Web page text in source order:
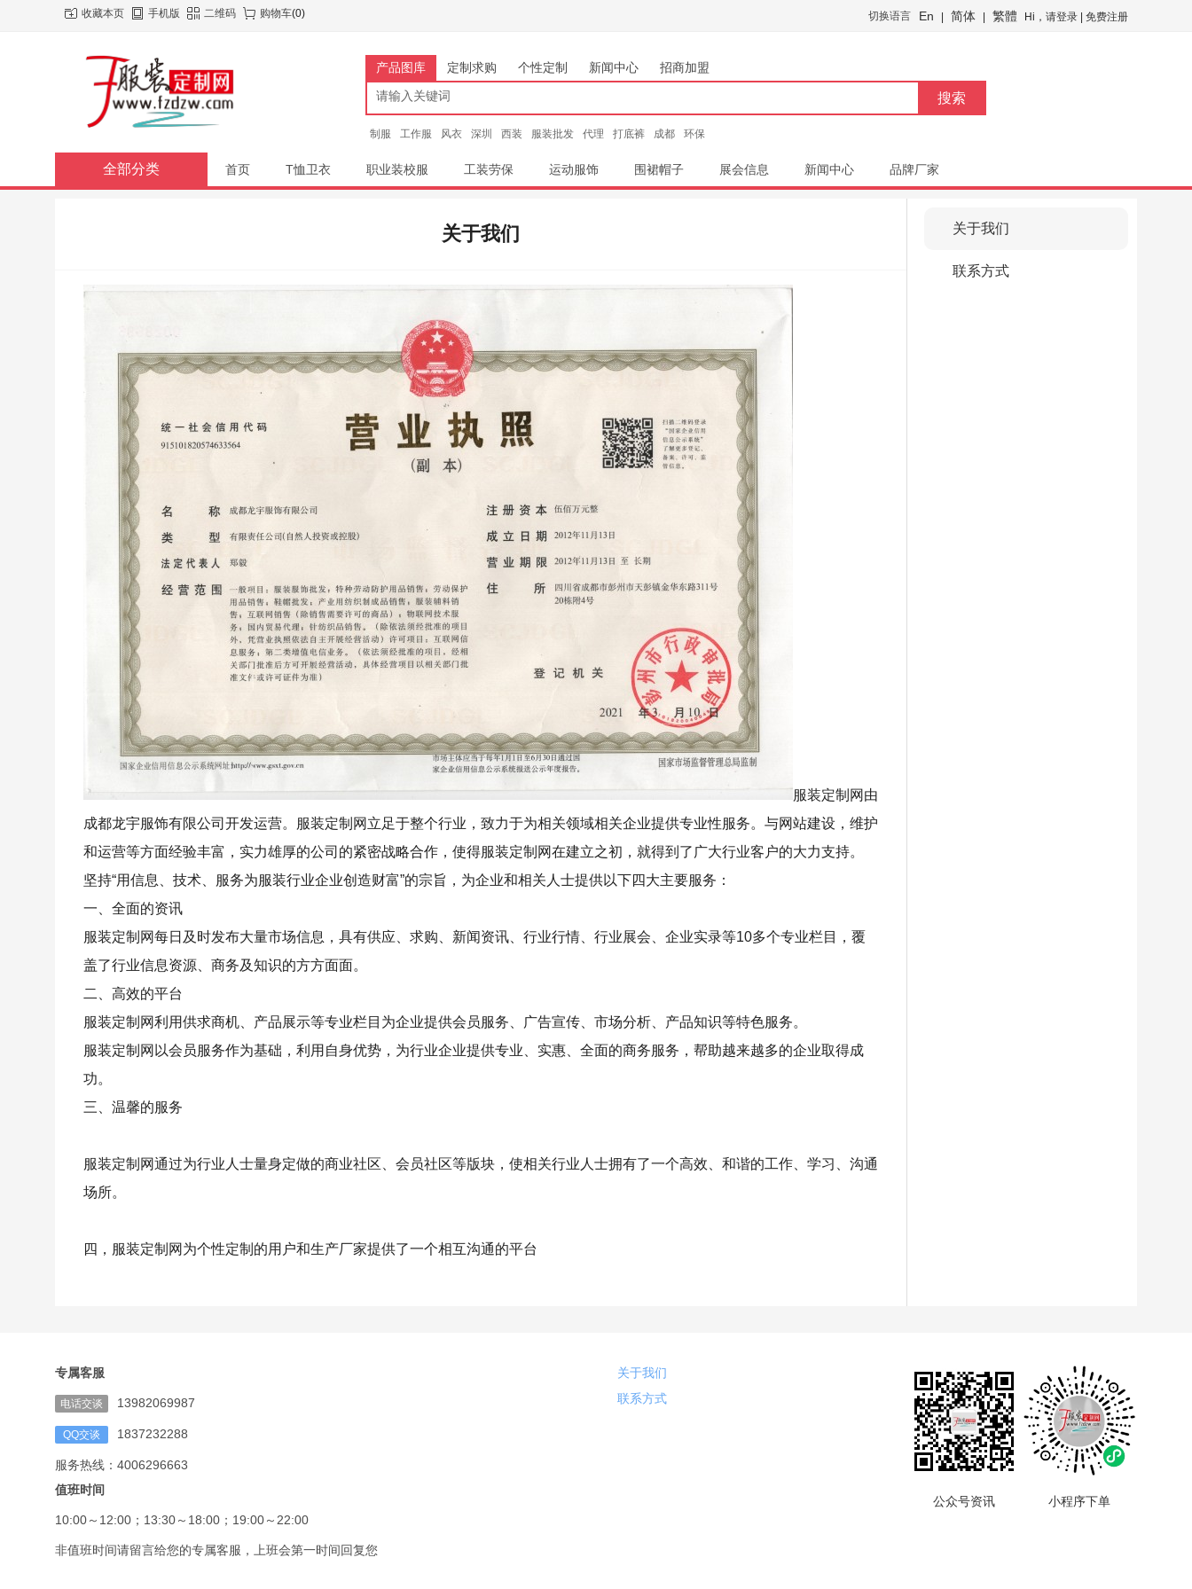
收藏本页 手机版 二维码 购物车(0) En 简体 繁體
切换语言 Hi， 请登录 免费注册
产品图库 定制求购 个性定制 新闻中心 招商加盟
搜索
制服 工作服 风衣 深圳 西装 服装批发 代理 打底裤 成都 环保
全部分类 首页 T恤卫衣 职业装校服 工装劳保 运动服饰 围裙帽子 展会信息 新闻中心 品牌厂家
关于我们
服装定制网由
成都龙宇服饰有限公司开发运营。服装定制网立足于整个行业，致力于为相关领域相关企业提供专业性服务。与网站建设，维护
和运营等方面经验丰富，实力雄厚的公司的紧密战略合作，使得服装定制网在建立之初，就得到了广大行业客户的大力支持。
坚持“用信息、技术、服务为服装行业企业创造财富”的宗旨，为企业和相关人士提供以下四大主要服务：
一、全面的资讯
服装定制网每日及时发布大量市场信息，具有供应、求购、新闻资讯、行业行情、行业展会、企业实录等10多个专业栏目，覆
盖了行业信息资源、商务及知识的方方面面。
二、高效的平台
服装定制网利用供求商机、产品展示等专业栏目为企业提供会员服务、广告宣传、市场分析、产品知识等特色服务。
服装定制网以会员服务作为基础，利用自身优势，为行业企业提供专业、实惠、全面的商务服务，帮助越来越多的企业取得成
功。
三、温馨的服务
服装定制网通过为行业人士量身定做的商业社区、会员社区等版块，使相关行业人士拥有了一个高效、和谐的工作、学习、沟通
场所。
四，服装定制网为个性定制的用户和生产厂家提供了一个相互沟通的平台
关于我们
联系方式
专属客服
电话交谈 13982069987
QQ交谈 1837232288
服务热线：4006296663
值班时间
10:00～12:00；13:30～18:00；19:00～22:00
非值班时间请留言给您的专属客服，上班会第一时间回复您
关于我们
联系方式
公众号资讯 小程序下单